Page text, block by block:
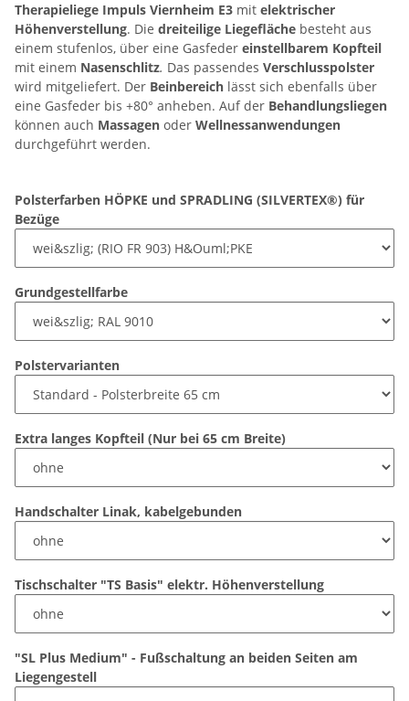
Therapieliege Impuls Viernheim E3 mit elektrischer
Höhenverstellung. Die dreiteilige Liegefläche besteht aus
einem stufenlos, über eine Gasfeder einstellbarem Kopfteil
mit einem Nasenschlitz. Das passendes Verschlusspolster
wird mitgeliefert. Der Beinbereich lässt sich ebenfalls über
eine Gasfeder bis +80° anheben. Auf der Behandlungsliegen
können auch Massagen oder Wellnessanwendungen
durchgeführt werden.
Polsterfarben HÖPKE und SPRADLING (SILVERTEX®) für
Bezüge
Grundgestellfarbe
Polstervarianten
Extra langes Kopfteil (Nur bei 65 cm Breite)
Handschalter Linak, kabelgebunden
Tischschalter "TS Basis" elektr. Höhenverstellung
"SL Plus Medium" - Fußschaltung an beiden Seiten am
Liegengestell